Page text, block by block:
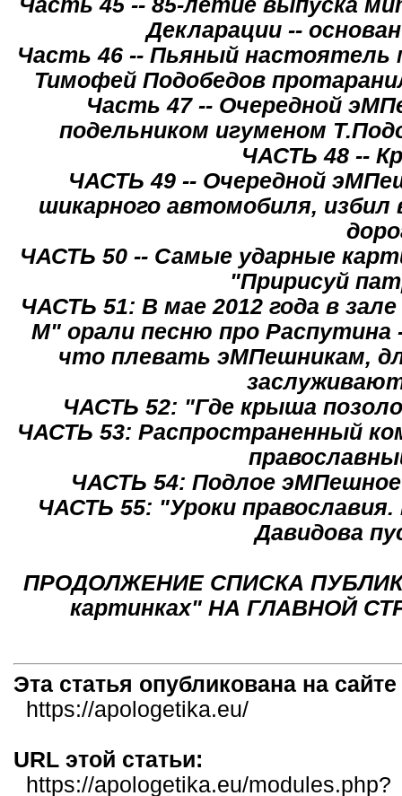
Часть 45 -- 85-летие выпуска
Декларации --
Часть 46 -- Пьяный настоятель
Тимофей Подобедов
Часть 47 -- Очередной
подельником игуменом
ЧАСТЬ 48 --
ЧАСТЬ 49 -- Очередной
шикарного автомобиля, избил
ЧАСТЬ 50 -- Самые ударные
"Пририсуй
ЧАСТЬ 51: В мае 2012 года в
М" орали песню про
что плевать эМПешникам,
ЧАСТЬ 52: "Где крыша
ЧАСТЬ 53: Распространенный
ЧАСТЬ 54: Подлое
ЧАСТЬ 55: "Уроки
Давидова
ПРОДОЛЖЕНИЕ СПИСКА
картинках" НА ГЛАВНОЙ
Эта статья опубликована на
https://apologetika.eu/
URL этой статьи:
https://apologetika.eu/modules.php?